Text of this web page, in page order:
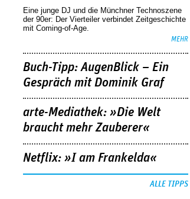
Eine junge DJ und die Münchner Technoszene
der 90er: Der Vierteiler verbindet Zeitgeschichte
mit Coming-of-Age.
MEHR
Buch-Tipp: AugenBlick – Ein
Gespräch mit Dominik Graf
arte-Mediathek: »Die Welt
braucht mehr Zauberer«
Netflix: »I am Frankelda«
ALLE TIPPS